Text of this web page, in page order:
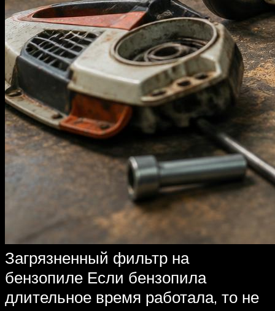
Загрязненный фильтр на
бензопиле Если бензопила
длительное время работала, то не